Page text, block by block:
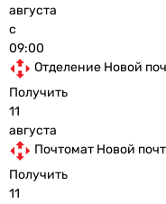
августа
с
09:00
Отделение Новой
Получить
11
августа
Почтомат Новой
Получить
11